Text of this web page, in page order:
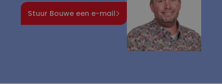
Stuur Bouwe een e-mail